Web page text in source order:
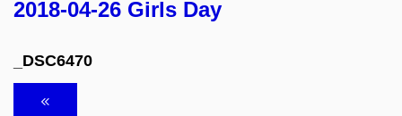
2018-04-26 Girls Day
_DSC6470